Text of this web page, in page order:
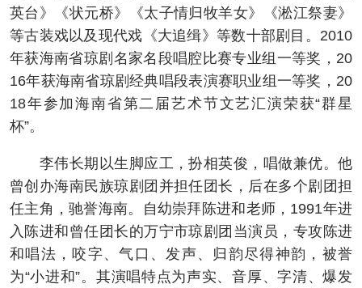
英台》《状元桥》《太子情归牧羊女》《淞江祭妻》
等古装戏以及现代戏《大追缉》等数十部剧目。2010
年获海南省琼剧名家名段唱腔比赛专业组一等奖，20
16年获海南省琼剧经典唱段表演赛职业组一等奖，20
18年参加海南省第二届艺术节文艺汇演荣获“群星
杯”。
李伟长期以生脚应工，扮相英俊，唱做兼优。他
曾创办海南民族琼剧团并担任团长，后在多个剧团担
任主角，驰誉海南。自幼崇拜陈进和老师，1991年进
入陈进和曾任团长的万宁市琼剧团当演员，专攻陈进
和唱法，咬字、气口、发声、归韵尽得神韵，被誉
为“小进和”。其演唱特点为声实、音厚、字清、爆发